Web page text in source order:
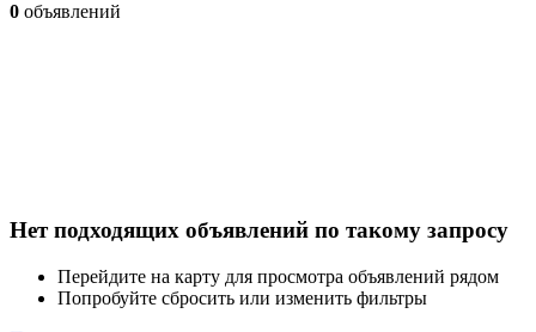
0 объявлений
Нет подходящих объявлений по такому запросу
Перейдите на карту для просмотра объявлений рядом
Попробуйте сбросить или изменить фильтры